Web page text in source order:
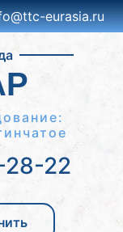
eurasia.ru
22